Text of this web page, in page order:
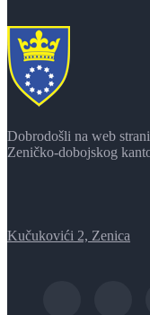
Dobrodošli na web
Zeničko-dobojskog
Kučukovići 2, Zenica